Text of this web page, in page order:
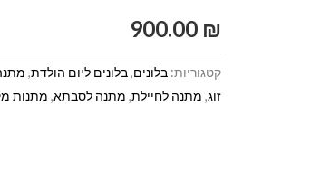
900.00 ₪
קטגוריות:בלונים,בלונים ליום הולדת,
זוג, מתנה לחיילת, מתנה לסבתא, מתנות